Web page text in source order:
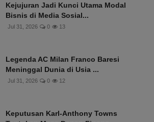
Kejujuran Jadi Kunci Utama Modal
Bisnis di Media Sosial...
Jul 31, 2026 0 13
Legenda AC Milan Franco Baresi
Meninggal Dunia di Usia ...
Jul 31, 2026 0 12
Keputusan Karl-Anthony Towns